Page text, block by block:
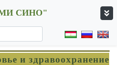
СИНО"
и здравоохранение